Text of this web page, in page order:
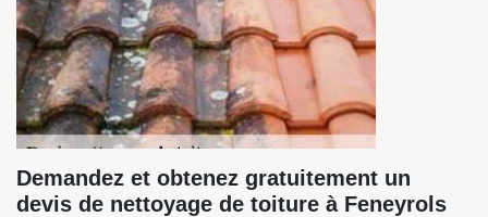
Demandez et obtenez gratuitement un
devis de nettoyage de toiture à Feneyrols